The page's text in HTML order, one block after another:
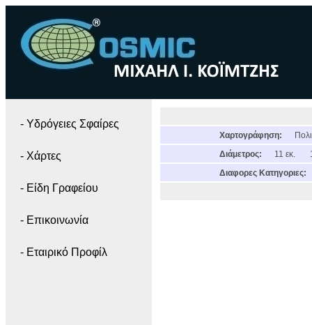
- Yδρόγειες Σφαίρες
- Χάρτες
- Είδη Γραφείου
- Επικοινωνία
- Εταιρικό Προφίλ
Χαρτογράφηση:
Διάμετρος:
11 εκ.
Διαφορες Κατηγοριες: